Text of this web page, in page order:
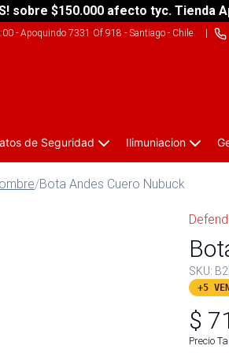
sobre $150.000 afecto tyc. Tienda
- Apoquindo 7331 Of 918 - Santiago - Chile|
de Seguridad Ilimuniacion
/Bota Andes Cuero Nubuck
SKU:
+5
$
Precio